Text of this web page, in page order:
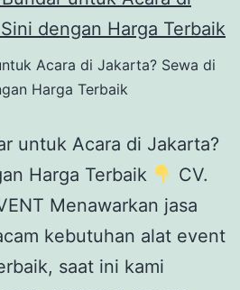
Acara di Jakarta? Sewa di
Harga Terbaik
untuk Acara di Jakarta?
Harga Terbaik
CV.
Menawarkan jasa
kebutuhan alat event
saat ini kami